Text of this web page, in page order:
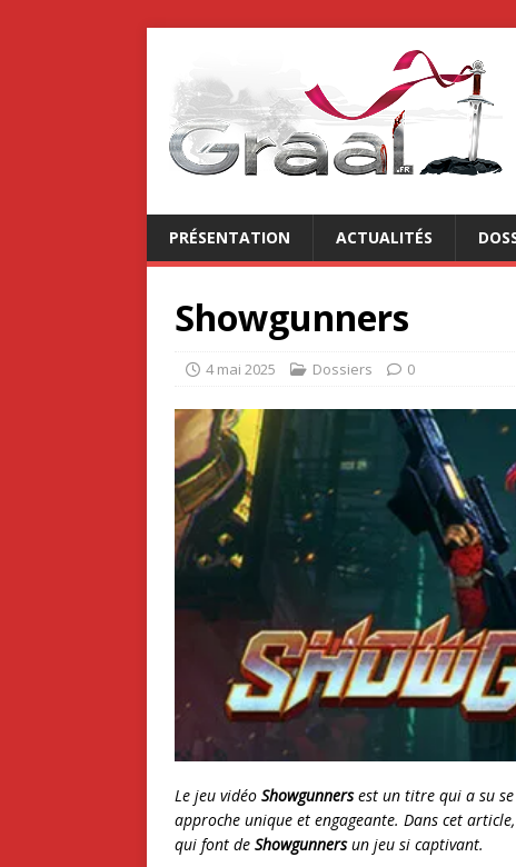
PRÉSENTATION ACTUALITÉS
Showgunners
4 mai 2025 Dossiers 0
Le jeu vidéo Showgunnersest un titre qui a su
approche unique et engageante. Dans cet
qui font de Showgunnersun jeu si captivant.